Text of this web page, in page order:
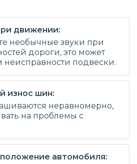
движении:
необычные звуки при
дороги, это может
неисправности подвески.
износ шин:
неравномерно,
на проблемы с
автомобиля: